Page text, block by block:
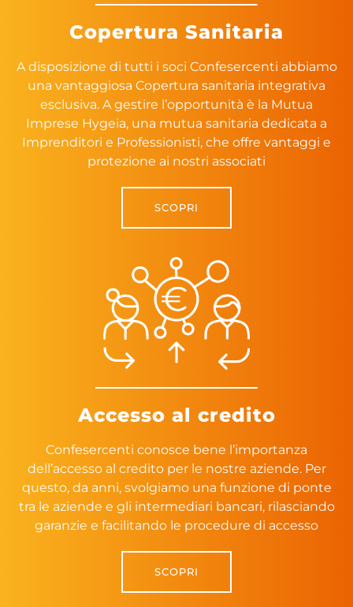
Copertura Sanitaria
A disposizione di tutti i soci Confesercenti abbiamo
una vantaggiosa Copertura sanitaria integrativa
esclusiva. A gestire l’opportunità è la Mutua
Imprese Hygeia, una mutua sanitaria dedicata a
Imprenditori e Professionisti, che offre vantaggi e
protezione ai nostri associati
SCOPRI
Accesso al credito
Confesercenti conosce bene l’importanza
dell’accesso al credito per le nostre aziende. Per
questo, da anni, svolgiamo una funzione di ponte
tra le aziende e gli intermediari bancari, rilasciando
garanzie e facilitando le procedure di accesso
SCOPRI